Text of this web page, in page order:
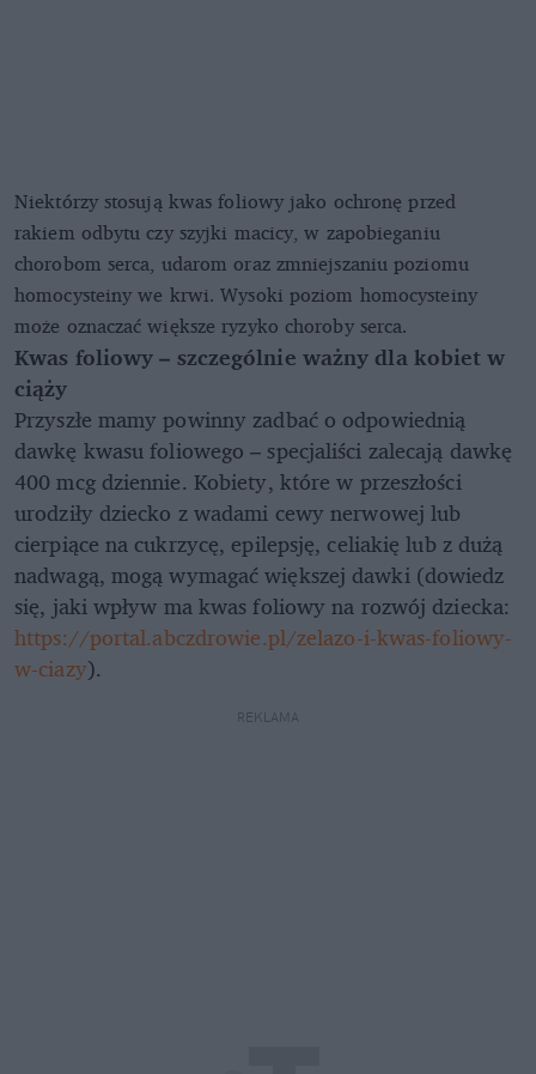
Niektórzy stosują kwas foliowy jako ochronę przed
rakiem odbytu czy szyjki macicy, w zapobieganiu
chorobom serca, udarom oraz zmniejszaniu poziomu
homocysteiny we krwi. Wysoki poziom homocysteiny
może oznaczać większe ryzyko choroby serca.
Kwas foliowy – szczególnie ważny dla kobiet w
ciąży
Przyszłe mamy powinny zadbać o odpowiednią
dawkę kwasu foliowego – specjaliści zalecają dawkę
400 mcg dziennie. Kobiety, które w przeszłości
urodziły dziecko z wadami cewy nerwowej lub
cierpiące na cukrzycę, epilepsję, celiakię lub z dużą
nadwagą, mogą wymagać większej dawki (dowiedz
się, jaki wpływ ma kwas foliowy na rozwój dziecka:
https://portal.abczdrowie.pl/zelazo-i-kwas-foliowy-
w-ciazy).
REKLAMA